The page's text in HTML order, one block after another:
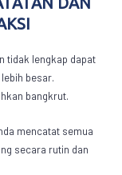
tidak lengkap dapat
besar.
bangkrut.
mencatat semua
secara rutin dan